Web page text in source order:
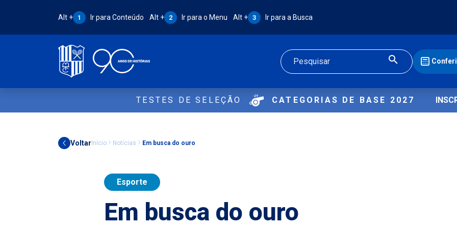
Atalho Alt + 1:
Alt + 1 Ir para Conteúdo Atalho Alt + 2:
Alt + 2 Ir para o Menu Atalho Alt + 3:
Alt + 3 Ir para a Busca
Buscar
TESTES DE SELEÇÃO CATEGORIAS DE BASE 2027
Voltar Início Notícias Em busca do ouro
Esporte
Em busca do ouro